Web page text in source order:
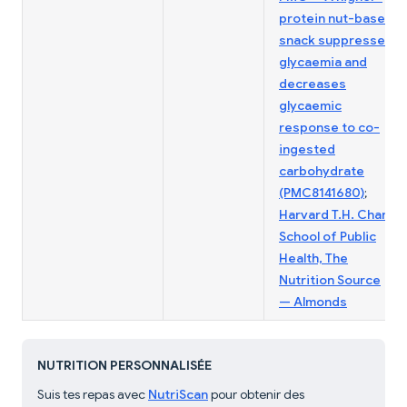
protein nut-based
snack suppresses
glycaemia and
decreases
glycaemic
response to co-
ingested
carbohydrate
(PMC8141680);
Harvard T.H. Chan
School of Public
Health, The
Nutrition Source
— Almonds
NUTRITION PERSONNALISÉE
Suis tes repas avec NutriScanpour obtenir des